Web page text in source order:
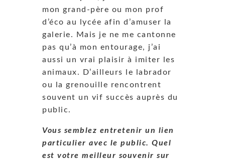
mon grand-père ou mon prof
d’éco au lycée afin d’amuser la
galerie. Mais je ne me cantonne
pas qu’à mon entourage, j’ai
aussi un vrai plaisir à imiter les
animaux. D’ailleurs le labrador
ou la grenouille rencontrent
souvent un vif succès auprès du
public.
Vous semblez entretenir un lien
particulier avec le public. Quel
est votre meilleur souvenir sur